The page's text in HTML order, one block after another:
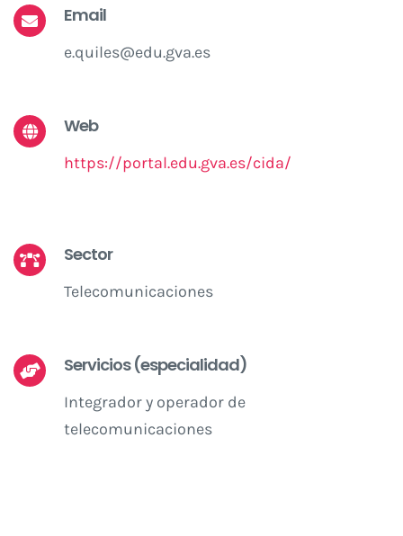
Email
e.quiles@edu.gva.es
Web
https://portal.edu.gva.es/cida/
Sector
Telecomunicaciones
Servicios (especialidad)
Integrador y operador de
telecomunicaciones